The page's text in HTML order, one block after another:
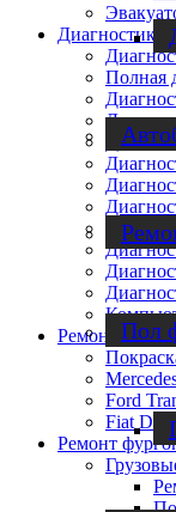
Пол
Диагностика
Полная
Ремонт
Ford
Fiat
Ремонт